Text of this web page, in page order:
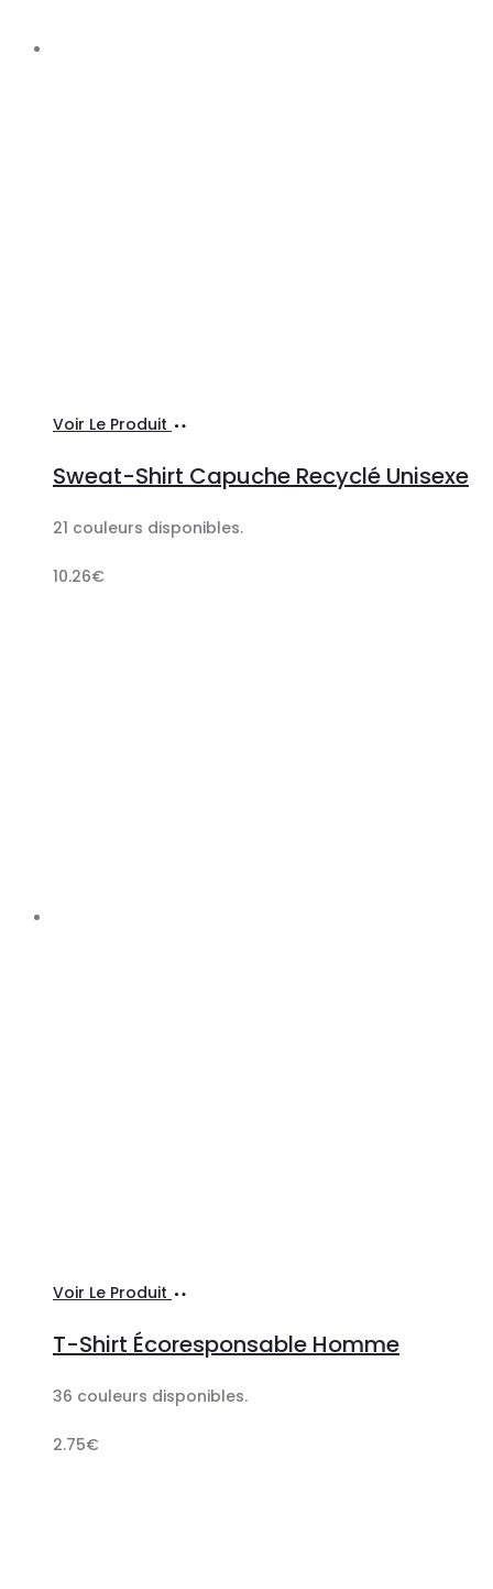
Voir Le Produit
panier
Sweat-Shirt Capuche Recyclé Unisexe
21 couleurs disponibles.
10.26€
Voir Le Produit
panier
T-Shirt Écoresponsable Homme
36 couleurs disponibles.
2.75€